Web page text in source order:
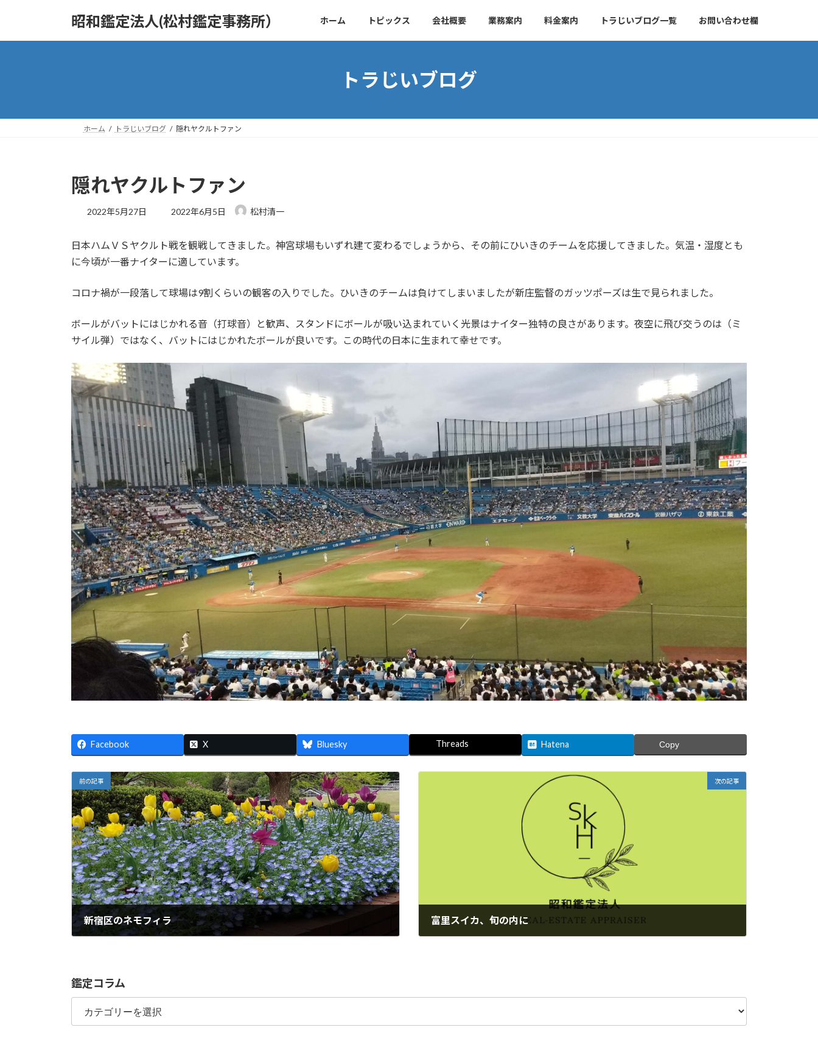
昭和鑑定法人(松村鑑定事務所） ホーム トピックス 会社概要 業務案内 料金案内 トラじいブログ一覧 お問い合わせ欄
トラじいブログ
ホーム トラじいブログ 隠れヤクルトファン
隠れヤクルトファン
2022年5月27日
最
新
日
2022年6月5日 松村清一
日本ハムＶＳヤクルト戦を観戦してきました。神宮球場もいずれ建て変わるでしょうから、その前にひいきのチームを応援してきました。気温・湿度とも
に今頃が一番ナイターに適しています。
コロナ禍が一段落して球場は9割くらいの観客の入りでした。ひいきのチームは負けてしまいましたが新庄監督のガッツポーズは生で見られました。
ボールがバットにはじかれる音（打球音）と歓声、スタンドにボールが吸い込まれていく光景はナイター独特の良さがあります。夜空に飛び交うのは（ミ
サイル弾）ではなく、バットにはじかれたボールが良いです。この時代の日本に生まれて幸せです。
Facebook X Bluesky Threads Hatena Copy
前の記事
新宿区のネモフィラ
次の記事
富里スイカ、旬の内に
鑑定コラム
鑑
コ